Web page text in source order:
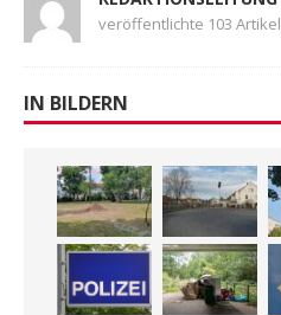
veröffentlichte 103 Artikel
IN BILDERN